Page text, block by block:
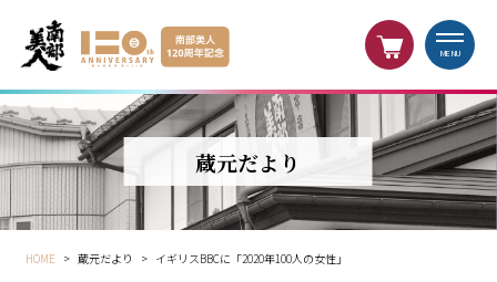
MENU
蔵元だより
HOME > 蔵元だより > イギリスBBCに「2020年100人の女性」